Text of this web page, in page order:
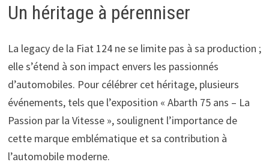
Un héritage à pérenniser
La legacy de la Fiat 124 ne se limite pas à sa production ;
elle s’étend à son impact envers les passionnés
d’automobiles. Pour célébrer cet héritage, plusieurs
événements, tels que l’exposition « Abarth 75 ans – La
Passion par la Vitesse », soulignent l’importance de
cette marque emblématique et sa contribution à
l’automobile moderne.